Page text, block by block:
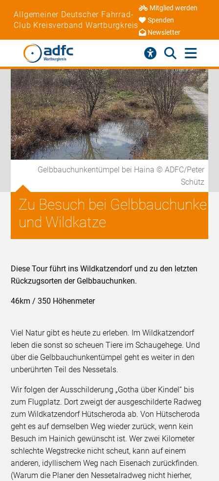
Allgemeiner Deutscher Fahrrad-
Club Kreisverband Wartburgkreis
Mitglied werden
Spenden
Newsletter
Gelbbauchunkentümpel bei Haina © ADFC/Peter
Schütz
Zu Besuch bei Gelbbauchunke
und Wildkatze
Diese Tour führt ins Wildkatzendorf und zu den letzten
Rückzugsorten der Gelbbauchunken.
46km / 350 Höhenmeter
Viel Natur gibt es heute zu erleben. Im Wildkatzendorf
leben die sonst so scheuen Tiere im Schaugehege. Und
über die Gelbbauchunkentümpel geht es weiter in den
unberührten Teil des Nessetals.
Wir folgen der Ausschilderung „Gotha über Kindel“ bis
zum Flugplatz. Dort zweigt der ausgeschilderte Radweg
zum Wildkatzendorf Hütscheroda ab. Von Hütscheroda
geht es auf demselben Weg wieder zurück, wenn kein
Besuch im Hainich gewünscht ist. Wer zwei Kilometer
schlechte Wegstrecke nicht scheut, kann auf einem
anderen, idyllischem Weg nach Eisenach zurückfinden.
(Warum die Planer den Nessetalradweg nicht hierher,